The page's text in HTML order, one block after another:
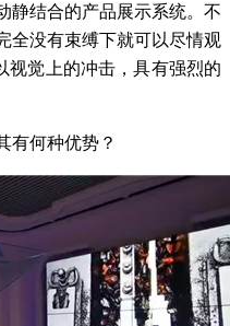
静结合的产品展示系统。不
全没有束缚下就可以尽情观
视觉上的冲击，具有强烈的
有何种优势？